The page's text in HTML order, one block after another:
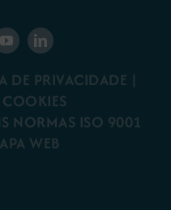
DE PRIVACIDADE |
NORMAS ISO 9001
WEB